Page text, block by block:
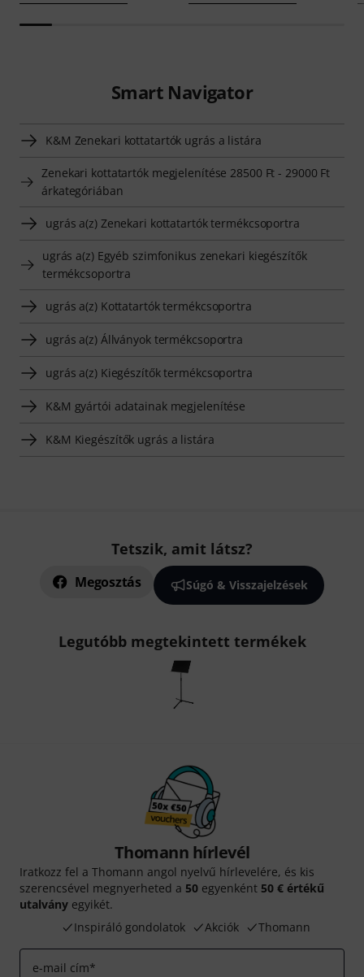
Smart Navigator
K&M Zenekari kottatartók ugrás a listára
Zenekari kottatartók megjelenítése 28500 Ft - 29000 Ft
árkategóriában
ugrás a(z) Zenekari kottatartók termékcsoportra
ugrás a(z) Egyéb szimfonikus zenekari kiegészítők
termékcsoportra
ugrás a(z) Kottatartók termékcsoportra
ugrás a(z) Állványok termékcsoportra
ugrás a(z) Kiegészítők termékcsoportra
K&M gyártói adatainak megjelenítése
K&M Kiegészítők ugrás a listára
Tetszik, amit látsz?
Megosztás Súgó & Visszajelzések
Legutóbb megtekintett termékek
Thomann hírlevél
Iratkozz fel a Thomann angol nyelvű hírlevelére, és kis
szerencsével megnyerheted a 50 egyenként 50 € értékű
utalvány egyikét.
Inspiráló gondolatok
Akciók Thomann
e-mail cím*